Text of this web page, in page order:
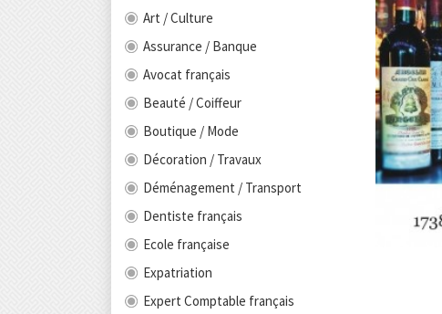
Art / Culture
Assurance / Banque
Avocat français
Beauté / Coiffeur
Boutique / Mode
Décoration / Travaux
Déménagement / Transport
Dentiste français
Ecole française
Expatriation
Expert Comptable français